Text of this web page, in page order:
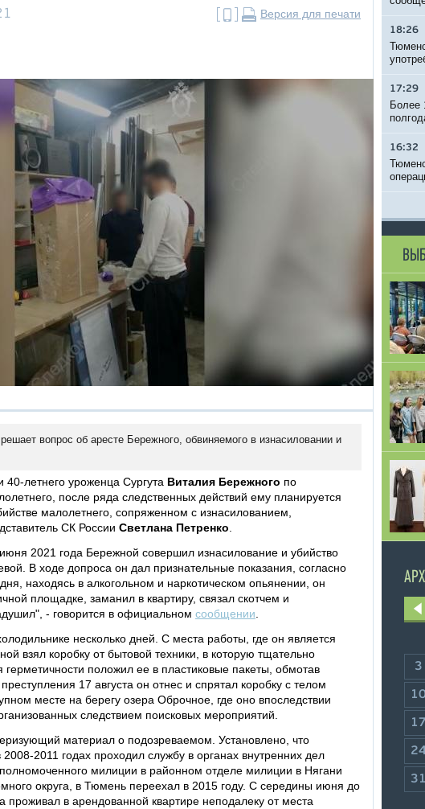
Версия для печати
вопрос об аресте Бережного, обвиняемого в изнасиловании и
летнего уроженца Сургута Виталия Бережного по
после ряда следственных действий ему планируется
малолетнего, сопряженном с изнасилованием,
СК России Светлана Петренко
2021 года Бережной совершил изнасилование и убийство
В ходе допроса он дал признательные показания, согласно
находясь в алкогольном и наркотическом опьянении, он
площадке, заманил в квартиру, связал скотчем и
- говорится в официальном сообщении
несколько дней. С места работы, где он является
взял коробку от бытовой техники, в которую тщательно
герметичности положил ее в пластиковые пакеты, обмотав
17 августа он отнес и спрятал коробку с телом
месте на берегу озера Оброчное, где оно впоследствии
следствием поисковых мероприятий.
материал о подозреваемом. Установлено, что
2011 годах проходил службу в органах внутренних дел
милиции в районном отделе милиции в Нягани
округа, в Тюмень переехал в 2015 году. С середины июня до
проживал в арендованной квартире неподалеку от места
18:26
17:29
Более
16:32
3
17
31